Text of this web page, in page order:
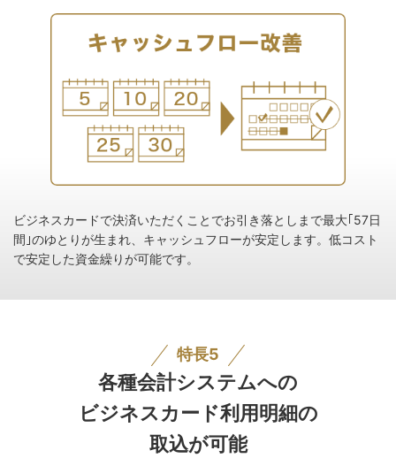
ビジネスカードで決済いただくことでお引き落としまで最大｢57日
間｣のゆとりが生まれ、キャッシュフローが安定します。低コスト
で安定した資金繰りが可能です。
特長5
各種会計システムへの
ビジネスカード利用明細の
取込が可能